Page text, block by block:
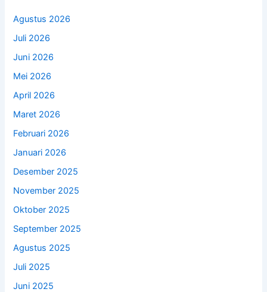
Agustus 2026
Juli 2026
Juni 2026
Mei 2026
April 2026
Maret 2026
Februari 2026
Januari 2026
Desember 2025
November 2025
Oktober 2025
September 2025
Agustus 2025
Juli 2025
Juni 2025